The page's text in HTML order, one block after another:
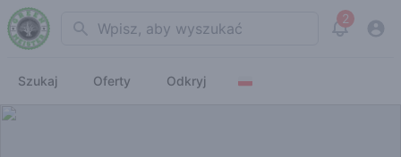
Search 2
View
Szukaj Oferty Odkryj